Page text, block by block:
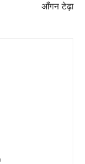
आँगन टेढ़ा